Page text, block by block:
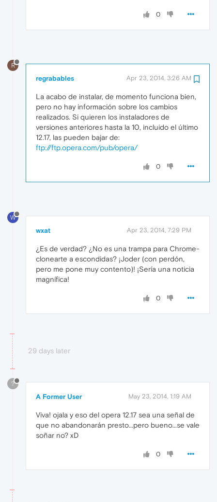
0
R
regrabables Apr 23, 2014, 3:26 AM
La acabo de instalar, de momento funciona bien,
pero no hay información sobre los cambios
realizados. Si quieren los instaladores de
versiones anteriores hasta la 10, incluido el último
12.17, las pueden bajar de:
ftp://ftp.opera.com/pub/opera/
0
W
wxat Apr 23, 2014, 7:29 PM
¿Es de verdad? ¿No es una trampa para Chrome-
clonearte a escondidas? ¡Joder (con perdón,
pero me pone muy contento)! ¡Sería una noticia
magnífica!
0
29 days later
?
A Former User May 23, 2014, 1:19 AM
Viva! ojala y eso del opera 12.17 sea una señal de
que no abandonarán presto...pero bueno...se vale
soñar no? xD
0